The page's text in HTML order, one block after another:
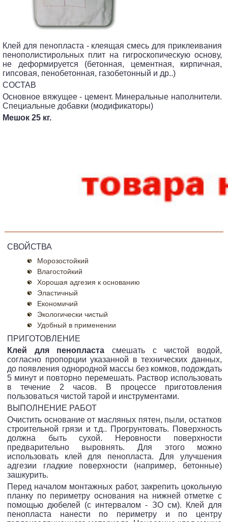
Клей для пенопласта - клеящая смесь для приклеивания
пенополистирольных плит на гигроскопическую основу,
не деформируется (бетонная, цементная, кирпичная,
гипсовая, пенобетонная, газобетонный и др..)
СОСТАВ
Основное вяжущее - цемент. Минеральные наполнители.
Специальные добавки (модификаторы)
Мешок 25 кг.
СВОЙСТВА
Морозостойкий
Влагостойкий
Хорошая адгезия к основанию
Эластичный
Економичий
Экологически чистый
Удобный в применении
ПРИГОТОВЛЕНИЕ
Клей для пенопласта смешать с чистой водой,
согласно пропорции указанной в технических данных,
до появления однородной массы без комков, подождать
5 минут и повторно перемешать. Раствор использовать
в течение 2 часов. В процессе приготовления
пользоваться чистой тарой и инструментами.
ВЫПОЛНЕНИЕ РАБОТ
Очистить основание от масляных пятен, пыли, остатков
строительной грязи и т.д.. Прогрунтовать. Поверхность
должна быть сухой. Неровности поверхности
предварительно выровнять. Для этого можно
использовать клей для пенопласта. Для улучшения
адгезии гладкие поверхности (например, бетонные)
зашкурить.
Перед началом монтажных работ, закрепить цокольную
планку по периметру основания на нижней отметке с
помощью дюбелей (с интервалом - ЗО см). Клей для
пенопласта нанести по периметру и по центру